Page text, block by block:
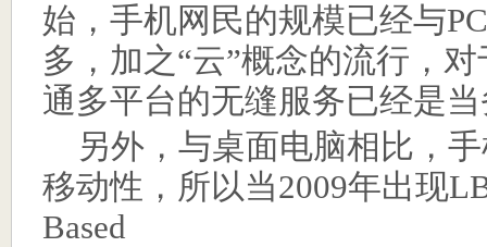
始，手机网民的规模已经与PC
多，加之“云”概念的流行，
通多平台的无缝服务已经是
另外，与桌面电脑相比，
移动性，所以当2009年出现
Based